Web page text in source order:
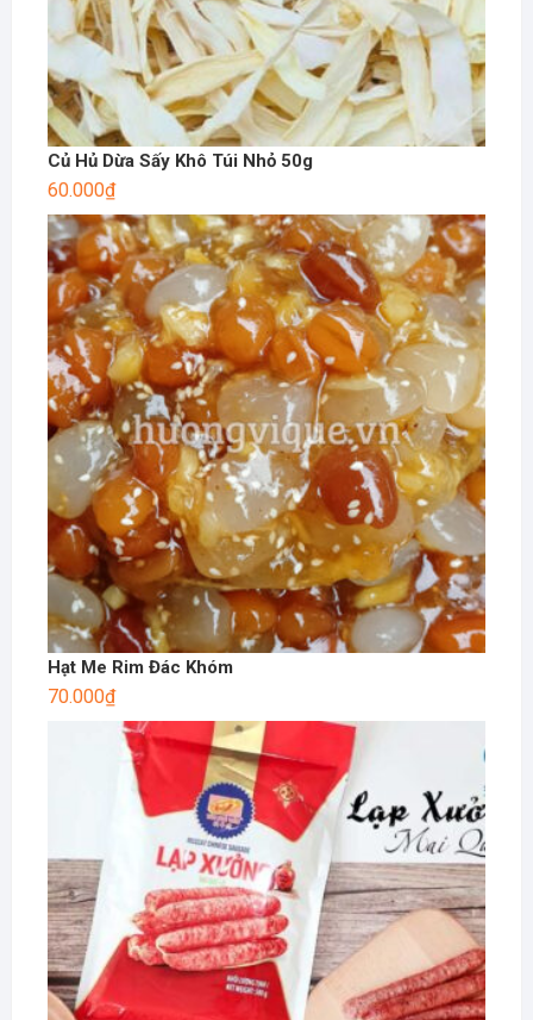
Củ Hủ Dừa Sấy Khô Túi Nhỏ 50g
60.000₫
Hạt Me Rim Đác Khóm
70.000₫